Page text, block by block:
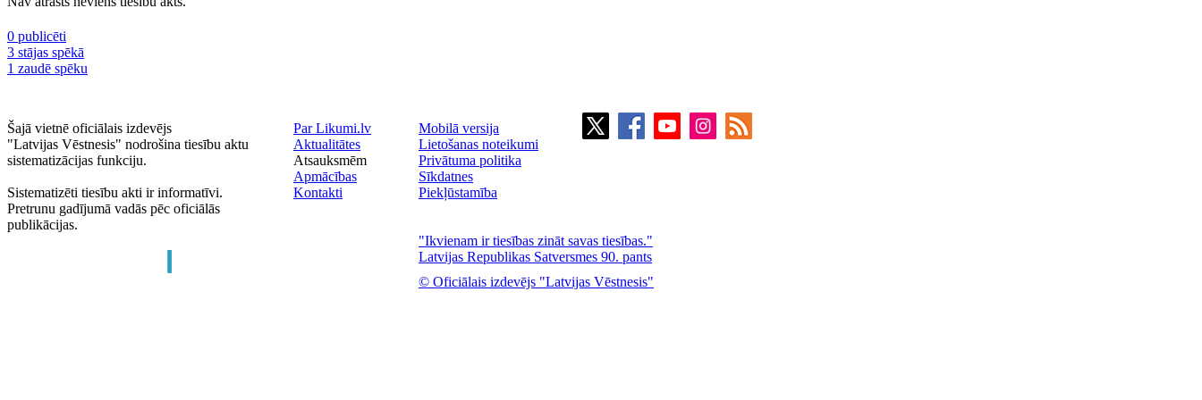
0 publicēti
3 stājas spēkā
1 zaudē spēku
Šajā vietnē oficiālais izdevējs
"Latvijas Vēstnesis" nodrošina tiesību aktu
sistematizācijas funkciju.
Sistematizēti tiesību akti ir informatīvi.
Pretrunu gadījumā vadās pēc oficiālās
publikācijas.
Par Likumi.lv
Aktualitātes
Atsauksmēm
Apmācības
Kontakti
Mobilā versija
Lietošanas noteikumi
Privātuma politika
Sīkdatnes
Piekļūstamība
"Ikvienam ir tiesības zināt savas tiesības."
Latvijas Republikas Satversmes 90. pants
© Oficiālais izdevējs "Latvijas Vēstnesis"